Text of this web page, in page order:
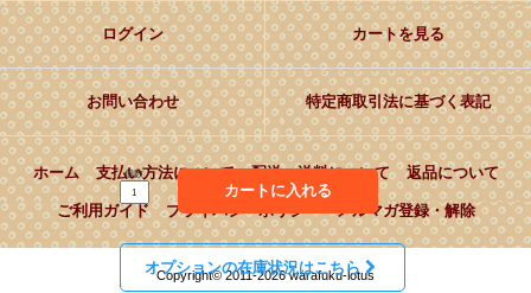
個数
カートに入れる
オプションの在庫状況はこちら
ログイン カートを見る
お問い合わせ 特定商取引法に基づく表記
ホーム 支払い方法について 配送・送料について 返品について
ご利用ガイド プライバシーポリシー メルマガ登録・解除
Copyright© 2011-2026 warafuku-lotus